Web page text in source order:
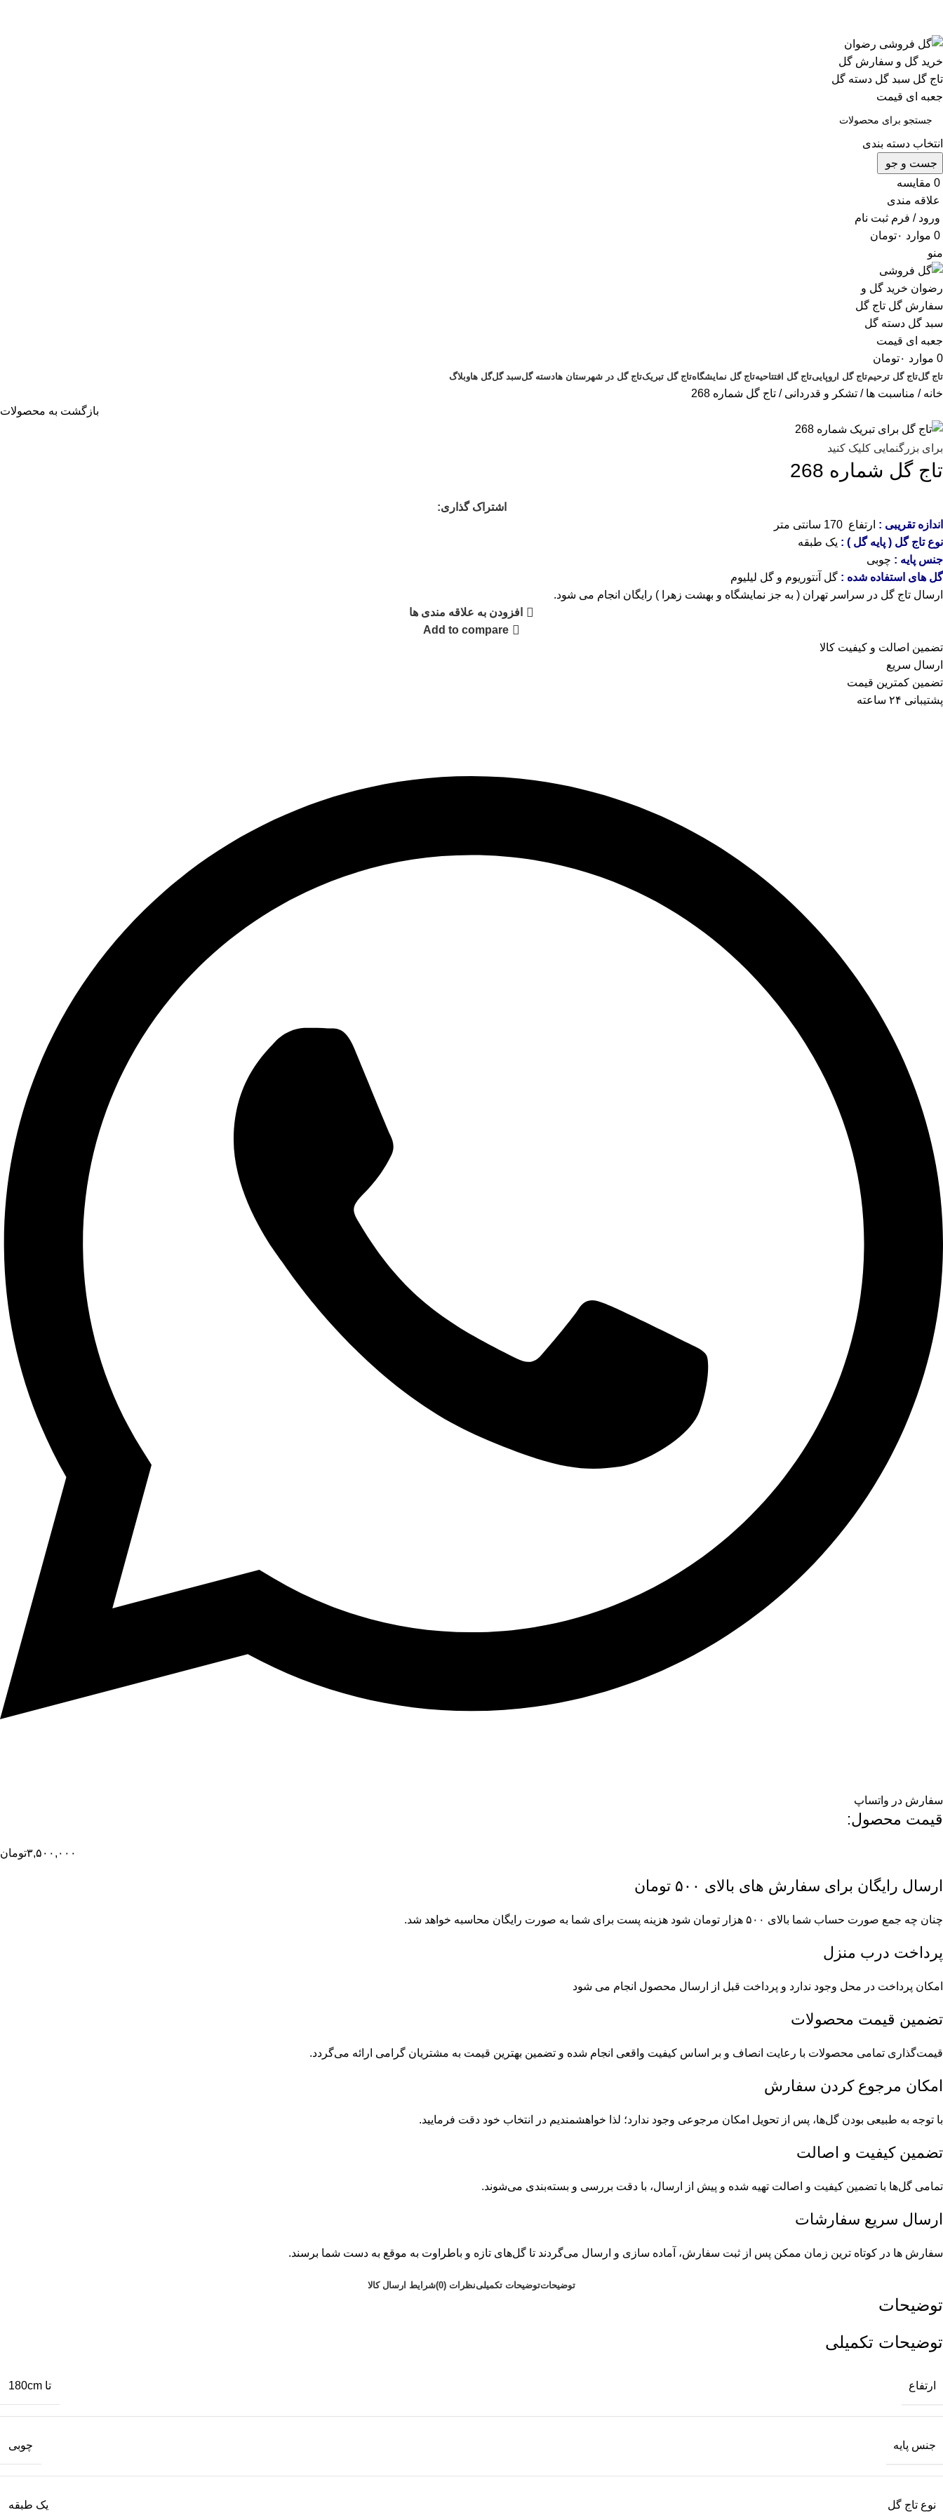
انتخاب دسته بندی
جست و جو
0 مقایسه
علاقه مندی
ورود / فرم ثبت نام
0 موارد ۰تومان
منو
0 موارد ۰تومان
تاج گلتاج گل ترحیمتاج گل اروپاییتاج گل افتتاحیهتاج گل نمایشگاهتاج گل تبریکتاج گل در شهرستان هادسته گلسبد گلگل هاوبلاگ
خانه مناسبت ها تشکر و قدردانی تاج گل شماره 268
بازگشت به محصولات
برای بزرگنمایی کلیک کنید
تاج گل شماره 268
اشتراک گذاری:
اندازه تقریبی : ارتفاع 170 سانتی متر
نوع تاج گل ( پایه گل ) : یک طبقه
جنس پایه : چوبی
گل های استفاده شده : گل آنتوریوم و گل لیلیوم
ارسال تاج گل در سراسر تهران ( به جز نمایشگاه و بهشت زهرا ) رایگان انجام می شود.
افزودن به علاقه مندی ها
Add to compare
تضمین اصالت و کیفیت کالا
ارسال سریع
تضمین کمترین قیمت
پشتیبانی ۲۴ ساعته
سفارش در واتساپ
قیمت محصول:​
۳,۵۰۰,۰۰۰تومان
ارسال رایگان برای سفارش های بالای ۵۰۰ تومان
چنان چه جمع صورت حساب شما بالای ۵۰۰ هزار تومان شود هزینه پست برای شما به صورت رایگان محاسبه خواهد شد.
پرداخت درب منزل
امکان پرداخت در محل وجود ندارد و پرداخت قبل از ارسال محصول انجام می شود
تضمین قیمت محصولات
قیمت‌گذاری تمامی محصولات با رعایت انصاف و بر اساس کیفیت واقعی انجام شده و تضمین بهترین قیمت به مشتریان گرامی ارائه می‌گردد.
امکان مرجوع کردن سفارش
با توجه به طبیعی بودن گل‌ها، پس از تحویل امکان مرجوعی وجود ندارد؛ لذا خواهشمندیم در انتخاب خود دقت فرمایید.
تضمین کیفیت و اصالت
تمامی گل‌ها با تضمین کیفیت و اصالت تهیه شده و پیش از ارسال، با دقت بررسی و بسته‌بندی می‌شوند.
ارسال سریع سفارشات
سفارش ها در کوتاه ترین زمان ممکن پس از ثبت سفارش، آماده سازی و ارسال می‌گردند تا گل‌های تازه و باطراوت به موقع به دست شما برسند.
توضیحاتتوضیحات تکمیلینظرات (0) شرایط ارسال کالا
توضیحات
توضیحات تکمیلی
ارتفاع تا 180cm
جنس پایه چوبی
نوع تاج گل یک طبقه